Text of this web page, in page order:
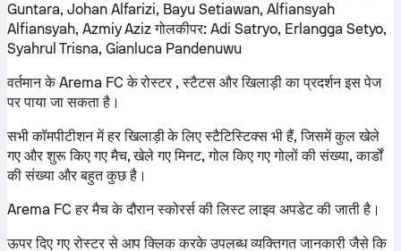
Guntara, Johan Alfarizi, Bayu Setiawan, Alfiansyah
Alfiansyah, Azmiy Azizगोलकीपर: Adi Satryo, Erlangga Setyo,
Syahrul Trisna, Gianluca Pandenuwu
वर्तमान के Arema FC के रोस्टर , स्टैटस और खिलाड़ी का प्रदर्शन इस पेज
पर पाया जा सकता है।
सभी कॉमपीटीशन में हर खिलाड़ी के लिए स्टैटिस्टिक्स भी हैं, जिसमें कुल खेले
गए और शुरू किए गए मैच, खेले गए मिनट, गोल किए गए गोलों की संख्या, कार्डों
की संख्या और बहुत कुछ है।
Arema FC हर मैच के दौरान स्कोरर्स की लिस्ट लाइव अपडेट की जाती है।
ऊपर दिए गए रोस्टर से आप क्लिक करके उपलब्ध व्यक्तिगत जानकारी जैसे कि